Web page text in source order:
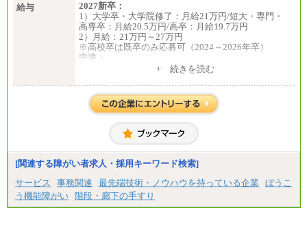
給与
2027新卒：
1）大学卒・大学院修了：月給21万円/短大・専門・
高専卒：月給20.5万円/高卒：月給19.7万円
2）月給：21万円～27万円
※高校卒は既卒のみ応募可（2024～2026年卒）
中途：
1）月給：21万円～25万円+ 続きを読む
[関連する障がい者求人・採用キーワード検索]
サービス
事務関連 最先端技術・ノウハウを持っている企業
ぼうこ
う機能障がい 階段・廊下の手すり